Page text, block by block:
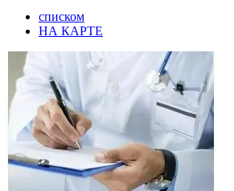
списком
НА КАРТЕ